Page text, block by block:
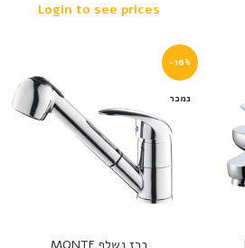
Login to see prices
-18%
נמכר